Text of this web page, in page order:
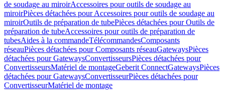
de soudage au miroirAccessoires pour outils de soudage au
miroirPièces détachées pour Accessoires pour outils de soudage au
miroirOutils de préparation de tubePièces détachées pour Outils de
préparation de tubeAccessoires pour outils de préparation de
tubesAides à la commandeTélécommandesComposants
réseauPièces détachées pour Composants réseauGatewaysPièces
détachées pour GatewaysConvertisseursPièces détachées pour
ConvertisseursMatériel de montageGeberit ConnectGatewaysPièces
détachées pour GatewaysConvertisseurPièces détachées pour
ConvertisseurMatériel de montage